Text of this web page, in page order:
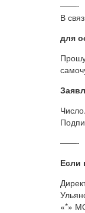
——-
В
для
Число.
——-
Если
«*»